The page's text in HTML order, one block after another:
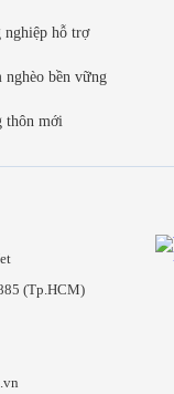
nghiệp hỗ trợ
nghèo bền vững
thôn mới
(Tp.HCM)